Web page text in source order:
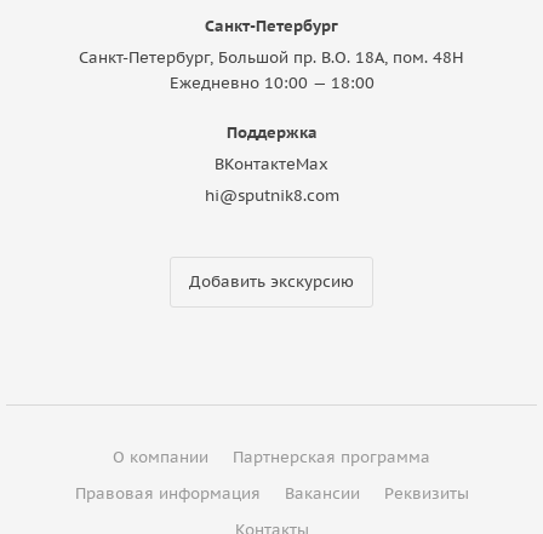
Санкт-Петербург
Санкт-Петербург, Большой пр. В.О. 18A, пом. 48Н
Ежедневно 10:00 — 18:00
Поддержка
ВКонтактеMax
hi@sputnik8.com
Добавить экскурсию
О компании
Партнерская программа
Правовая информация
Вакансии
Реквизиты
Контакты